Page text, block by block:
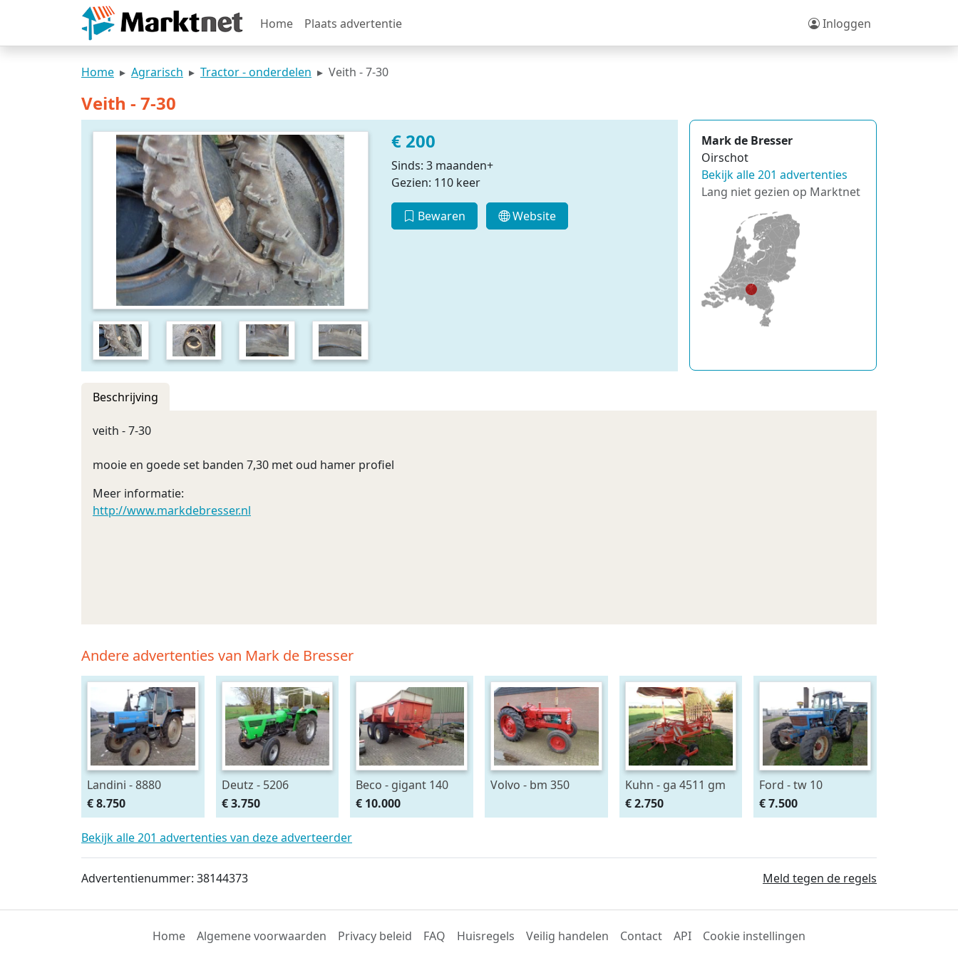
Home Plaats advertentie Inloggen
Home Agrarisch Tractor - onderdelen Veith - 7-30
Veith - 7-30
€ 200
Sinds: 3 maanden+
Gezien: 110 keer
Bewaren Website
Mark de Bresser
Oirschot
Bekijk alle 201 advertenties
Lang niet gezien op Marktnet
Beschrijving
veith - 7-30
mooie en goede set banden 7,30 met oud hamer profiel
Meer informatie:
http://www.markdebresser.nl
Andere advertenties van Mark de Bresser
Landini - 8880
€ 8.750
Deutz - 5206
€ 3.750
Beco - gigant 140
€ 10.000
Volvo - bm 350
Kuhn - ga 4511 gm
€ 2.750
Ford - tw 10
€ 7.500
Bekijk alle 201 advertenties van deze adverteerder
Advertentienummer: 38144373 Meld tegen de regels
Home Algemene voorwaarden Privacy beleid FAQ Huisregels Veilig handelen Contact API Cookie instellingen